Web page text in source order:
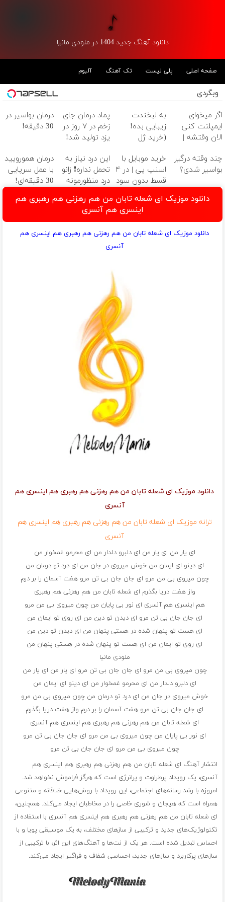
دانلود آهنگ جدید 1404 در ملودی مانیا
صفحه اصلی پلی لیست تک آهنگ آلبوم
وبگردی
اگر میخوای
ایمپلنت کنی
الان وقتشه |
میلیون تومان!!!
به لبخندت
زیبایی بده!
(خرید ژل
دندان
با40%تخفیف)
پماد درمان جای
زخم در ۷ روز در
یزد تولید شد!
درمان بواسیر در
30 دقیقه!
چند وقته درگیر
بواسیر شدی؟
خرید موبایل با
اسنپ پی | در ۴
قسط بدون سود
این درد نیاز به
تحمل نداره❗ زانو
درد منظورمونه
درمان همورویید
با عمل سرپایی
30 دقیقه‌ای!
خونریزی، بدون
دانلود موزیک ای شعله تابان من هم رهزنی هم رهبری هم
اینسری هم آنسری
دانلود موزیک ای شعله تابان من هم رهزنی هم رهبری هم اینسری هم
آنسری
دانلود موزیک ای شعله تابان من هم رهزنی هم رهبری هم اینسری هم
آنسری
ترانه موزیک ای شعله تابان من هم رهزنی هم رهبری هم اینسری هم
آنسری
ای یار من ای یار من ای دلبرو دلدار من ای محرمو غمخوار من
ای دینو ای ایمان من خوش میروی در جان من ای درد تو درمان من
چون میروی بی من مرو ای جان جان بی تن مرو هفت آسمان را بر درم
واز هفت دریا بگذرم ای شعله تابان من هم رهزنی هم رهبری
هم اینسری هم آنسری ای نور بی پایان من چون میروی بی من مرو
ای جان جان بی تن مرو ای دیدن تو دین من ای روی تو ایمان من
ای هست تو پنهان شده در هستی پنهان من ای دیدن تو دین من
ای روی تو ایمان من ای هست تو پنهان شده در هستی پنهان من
ملودی مانیا
چون میروی بی من مرو ای جان جان بی تن مرو ای یار من ای یار من
ای دلبرو دلدار من ای محرمو غمخوار من ای دینو ای ایمان من
خوش میروی در جان من ای درد تو درمان من چون میروی بی من مرو
ای جان جان بی تن مرو هفت آسمان را بر درم واز هفت دریا بگذرم
ای شعله تابان من هم رهزنی هم رهبری هم اینسری هم آنسری
ای نور بی پایان من چون میروی بی من مرو ای جان جان بی تن مرو
چون میروی بی من مرو ای جان جان بی تن مرو
انتشار آهنگ ای شعله تابان من هم رهزنی هم رهبری هم اینسری هم
آنسری، یک رویداد پرطراوت و پرانرژی است که هرگز فراموش نخواهد شد.
امروزه با رشد رسانه‌های اجتماعی، این رویداد با روش‌هایی خلاقانه و متنوعی
همراه است که هیجان و شوری خاصی را در مخاطبان ایجاد می‌کند. همچنین،
ای شعله تابان من هم رهزنی هم رهبری هم اینسری هم آنسری با استفاده از
تکنولوژیک‌های جدید و ترکیبی از سازهای مختلف، به یک موسیقی پویا و با
احساس تبدیل شده است. هر یک از نت‌ها و آهنگ‌های این اثر، با ترکیبی از
سازهای پرکاربرد و سازهای جدید، احساسی شفاف و فراگیر ایجاد می‌کند.